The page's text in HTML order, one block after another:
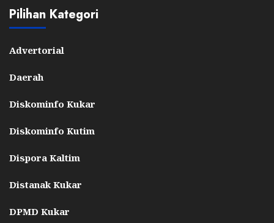
Pilihan Kategori
Advertorial
Daerah
Diskominfo Kukar
Diskominfo Kutim
Dispora Kaltim
Distanak Kukar
DPMD Kukar